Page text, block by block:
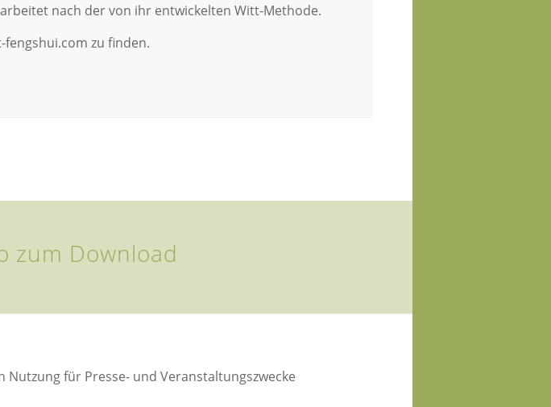
nach der von ihr entwickelten Witt-Methode.
zu finden.
zum Download
für Presse- und Veranstaltungszwecke